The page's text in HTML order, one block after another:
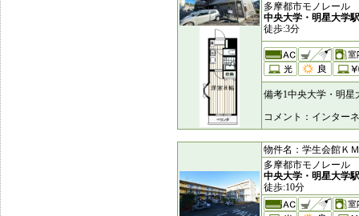
多摩都市モノレール
中央大学・明星大学駅
徒歩:3分
備考1中央大学・明
コメント：インター
物件名：学生会館Ｋ
多摩都市モノレール
中央大学・明星大学駅
徒歩:10分